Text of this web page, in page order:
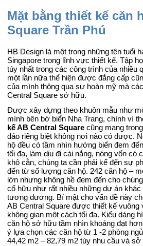
Mặt bằng thiết kế căn
Square Trần Phú
HB Design là một trong những tên tuổi
Singapore trong lĩnh vực thiết kế. Tập
túy nhất trong các công trình của nhiều
một lần nữa thể hiện được đẳng cấp
của mình thông qua sự hoàn mỹ mà
Central Square sở hữu.
Được xây dựng theo khuôn mẫu như
mình bên bờ biển Nha Trang, chính vì
kế AB Central Square cũng mang
đáo riêng biệt không nơi nào có được.
hộ đều có tầm nhìn hướng biển đem
tối đa, làm dịu đi cái nắng, nóng vốn có
khô cằn, chúng ta cần phải kể đến sự
đến từ số lượng căn hộ. 242 căn hộ –
lớn nhưng không hề đem đến cho
cố hữu như rất nhiều những dự án
tương đương. Bí mật cho vấn đề này
AB Central Square được thiết kế vuông
không gian một cách tối đa. Kiểu dáng
căn hộ sở hữu tầm nhìn khoáng đạt
ý lựa chọn các căn hộ từ 1 -2 phòng
44,42 m2 – 82,79 m2 tùy nhu cầu và sở